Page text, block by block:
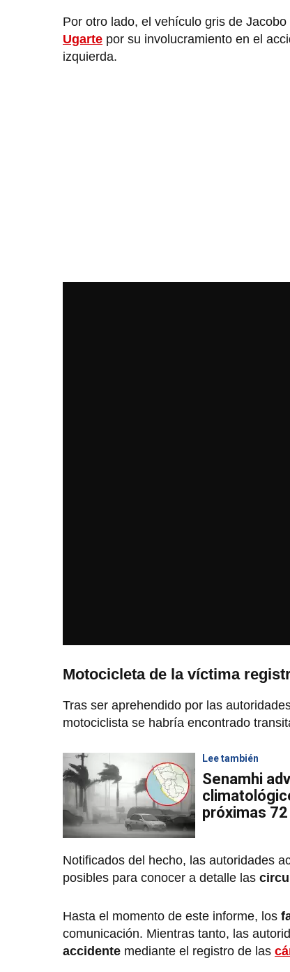
Por otro lado, el vehículo gris de
Ugarte por su involucramiento en el
izquierda.
Motocicleta de la víctima
Tras ser aprehendido por las
motociclista se habría encontrado
Lee también
Senamhi
próximas
Notificados del hecho, las autoridades
posibles para conocer a detalle las
Hasta el momento de este informe, los
comunicación. Mientras tanto, las
accidente mediante el registro de las